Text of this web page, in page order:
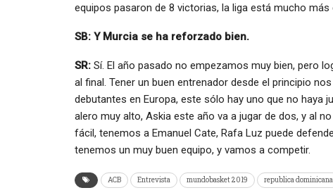
equipos pasaron de 8 victorias, la liga está mucho más
SB: Y Murcia se ha reforzado bien.
SR: Sí. El año pasado no empezamos muy bien, pero
al final. Tener un buen entrenador desde el principio
debutantes en Europa, este sólo hay uno que no haya
alero muy alto, Askia este año va a jugar de dos, y al
fácil, tenemos a Emanuel Cate, Rafa Luz puede
tenemos un muy buen equipo, y vamos a competir.
ACB Entrevista mundobasket 2019 republica dominicana